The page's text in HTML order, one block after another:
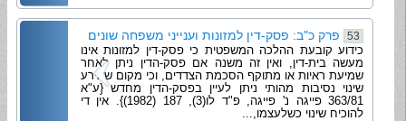
פרק כ"ב: פסק-דין למזונות וענייני משפחה שונים
כידוע קובעת ההלכה המשפטית כי פסק-דין למזונות אינו
מעשה בית-דין, ואין זה משנה אם פסק-הדין ניתן לאחר
שמיעת ראיות או מתוקף הסכמת הצדדים, וכי מקום שאירע
שינוי נסיבות מהותי ניתן לעיין בפסק-הדין מחדש {ע"א
363/81 פייגה נ' פייגה, פ"ד לו(3), 187 (1982)}. אין די
להוכיח שינוי כשלעצמו,...